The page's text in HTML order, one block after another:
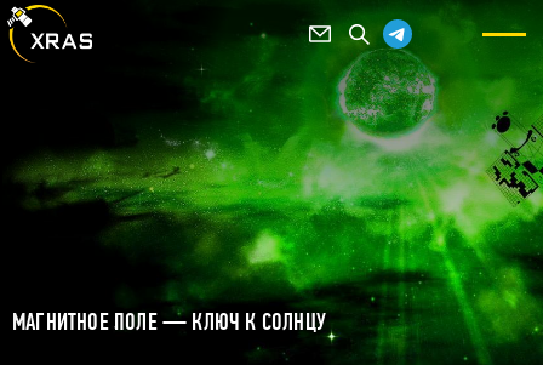
МАГНИТНОЕ ПОЛЕ — КЛЮЧ К СОЛНЦУ